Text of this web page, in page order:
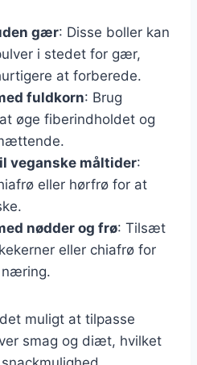
gær: Disse boller kan
i stedet for gær,
at forberede.
fuldkorn: Brug
øge fiberindholdet og
veganske måltider:
eller hørfrø for at
nødder og frø: Tilsæt
eller chiafrø for
næring.
muligt at tilpasse
smag og diæt, hvilket